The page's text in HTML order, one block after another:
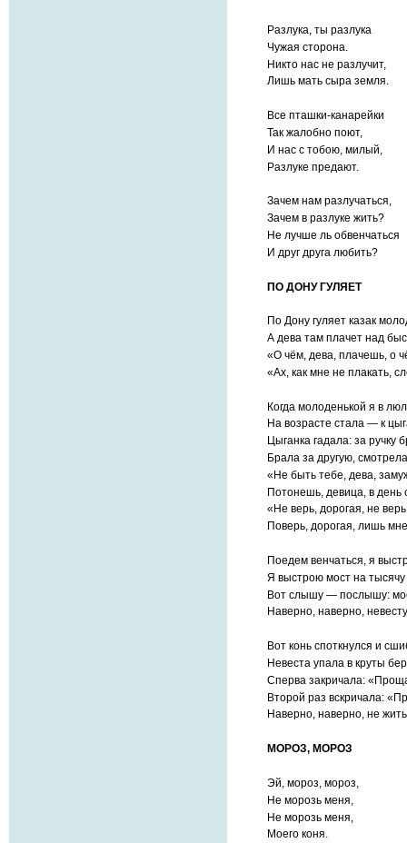
Разлука, ты разлука
Чужая сторона.
Никто нас не разлучит,
Лишь мать сыра земля.
Все пташки-канарейки
Так жалобно поют,
И нас с тобою, милый,
Разлуке предают.
Зачем нам разлучаться,
Зачем в разлуке жить?
Не лучше ль обвенчаться
И друг друга любить?
ПО ДОНУ ГУЛЯЕТ
По Дону гуляет казак
А дева там плачет над
«О чём, дева, плачешь, о
«Ах, как мне не плакать,
Когда молоденькой я в
На возрасте стала — к
Цыганка гадала: за ручку
Брала за другую,
«Не быть тебе, дева,
Потонешь, девица, в день
«Не верь, дорогая, не
Поверь, дорогая, лишь
Поедем венчаться, я
Я выстрою мост на тысячу
Вот слышу — послышу:
Наверно, наверно,
Вот конь споткнулся и
Невеста упала в круты
Сперва закричала:
Второй раз вскричала:
Наверно, наверно, не
МОРОЗ, МОРОЗ
Эй, мороз, мороз,
Не морозь меня,
Не морозь меня,
Моего коня.